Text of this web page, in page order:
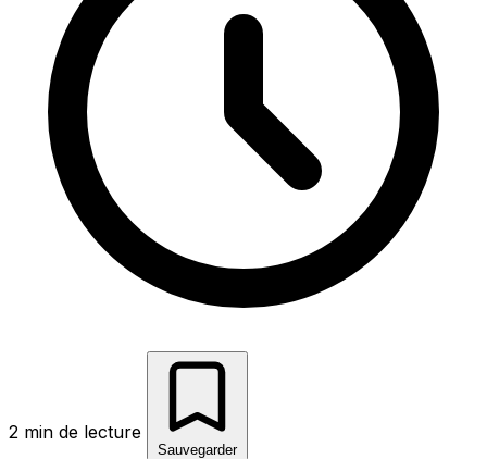
2 min de lecture
Sauvegarder